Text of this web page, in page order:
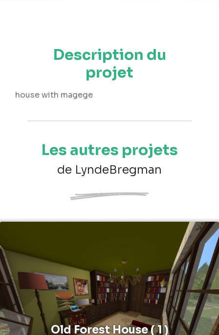
Description du
projet
house with magege
Les autres projets
de LyndeBregman
Old Forest House ( 1 )